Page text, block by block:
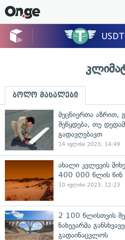
ბოლო მასალები
მეცნიერთა
შეწყდება, თუ
გადავღებავთ
14 ივლისი 2023, 14:49
ახალი კვლევის
400 000 წლის წინ
10 ივლისი 2023, 12:23
2 100 წლისთვის
ნახევარმა
გადაინაცვლოს